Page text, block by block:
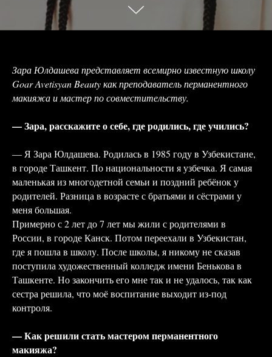
Зара Юлдашева представляет всемирно известную школу
Goar Avetisyan Beauty как преподаватель перманентного
макияжа и мастер по совместительству.
— Зара, расскажите о себе, где родились, где учились?
— Я Зара Юлдашева. Родилась в 1985 году в Узбекистане,
в городе Ташкент. По национальности я узбечка. Я самая
маленькая из многодетной семьи и поздний ребёнок у
родителей. Разница в возрасте с братьями и сёстрами у
меня большая.
Примерно с 2 лет до 7 лет мы жили с родителями в
России, в городе Канск. Потом переехали в Узбекистан,
где я пошла в школу. После школы, я никому не сказав
поступила художественный колледж имени Бенькова в
Ташкенте. Но закончить его мне так и не удалось, так как
сестра решила, что моё воспитание выходит из-под
контроля.
— Как решили стать мастером перманентного
макияжа?